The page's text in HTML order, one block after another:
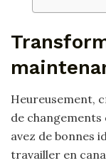
Heureusement,
de changements
avez de bonnes
travailler en